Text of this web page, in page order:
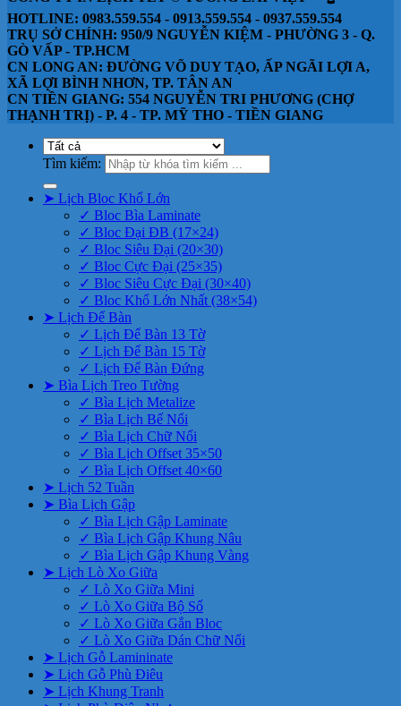
HOTLINE: 0983.559.554 - 0913.559.554 - 0937.559.554
TRỤ SỞ CHÍNH: 950/9 NGUYỄN KIỆM - PHƯỜNG 3 - Q.
GÒ VẤP - TP.HCM
CN LONG AN: ĐƯỜNG VÕ DUY TẠO, ẤP NGÃI LỢI A,
XÃ LỢI BÌNH NHƠN, TP. TÂN AN
CN TIỀN GIANG: 554 NGUYỄN TRI PHƯƠNG (CHỢ
THẠNH TRỊ) - P. 4 - TP. MỸ THO - TIỀN GIANG
Tìm kiếm:
➤ Lịch Bloc Khổ Lớn
✓ Bloc Bìa Laminate
✓ Bloc Đại ĐB (17×24)
✓ Bloc Siêu Đại (20×30)
✓ Bloc Cực Đại (25×35)
✓ Bloc Siêu Cực Đại (30×40)
✓ Bloc Khổ Lớn Nhất (38×54)
➤ Lịch Để Bàn
✓ Lịch Để Bàn 13 Tờ
✓ Lịch Để Bàn 15 Tờ
✓ Lịch Để Bàn Đứng
➤ Bìa Lịch Treo Tường
✓ Bìa Lịch Metalize
✓ Bìa Lịch Bế Nổi
✓ Bìa Lịch Chữ Nổi
✓ Bìa Lịch Offset 35×50
✓ Bìa Lịch Offset 40×60
➤ Lịch 52 Tuần
➤ Bìa Lịch Gập
✓ Bìa Lịch Gập Laminate
✓ Bìa Lịch Gập Khung Nâu
✓ Bìa Lịch Gập Khung Vàng
➤ Lịch Lò Xo Giữa
✓ Lò Xo Giữa Mini
✓ Lò Xo Giữa Bộ Số
✓ Lò Xo Giữa Gắn Bloc
✓ Lò Xo Giữa Dán Chữ Nổi
➤ Lịch Gỗ Lamininate
➤ Lịch Gỗ Phù Điêu
➤ Lịch Khung Tranh